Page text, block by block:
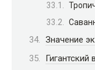
Значение
Гигантский